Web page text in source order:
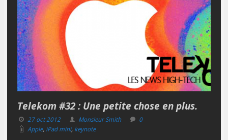
Telekom #32 : Une petite chose en plus.
27 oct 2012 Monsieur Smith
0
Apple, iPad mini, keynote